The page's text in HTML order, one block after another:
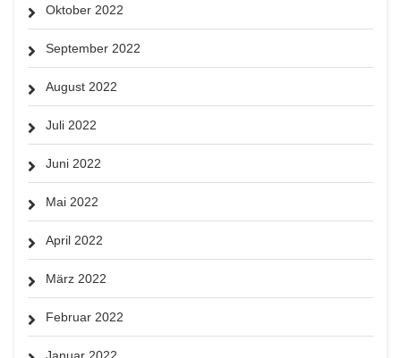
Oktober 2022
September 2022
August 2022
Juli 2022
Juni 2022
Mai 2022
April 2022
März 2022
Februar 2022